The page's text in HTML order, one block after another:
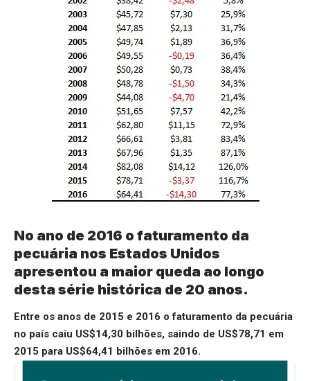
No ano de 2016 o faturamento da
pecuária nos Estados Unidos
apresentou a maior queda ao longo
desta série histórica de 20 anos.
Entre os anos de 2015 e 2016 o faturamento da pecuária
no país caiu US$14,30 bilhões, saindo de US$78,71 em
2015 para US$64,41 bilhões em 2016.